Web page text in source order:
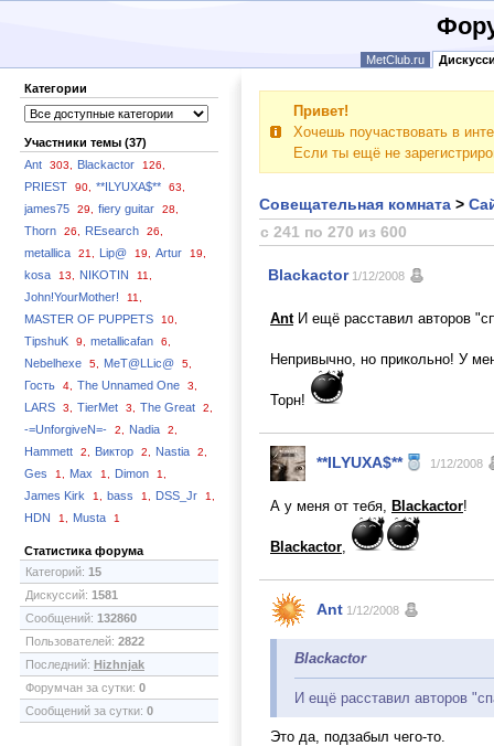
MetClub.ru
Категории
Участники темы (37)
Ant
303, Blackactor 126,
PRIEST 90, **ILYUXA$** 63,
james75 29, fiery guitar 28,
Thorn 26, REsearch 26,
metallica 21, Lip@ 19, Artur 19,
kosa 13, NIKOTIN 11,
John!YourMother! 11,
MASTER OF PUPPETS 10,
TipshuK 9, metallicafan 6,
Nebelhexe 5, MeT@LLic@ 5,
Гость 4, The Unnamed One 3,
LARS 3, TierMet 3, The Great 2,
-=UnforgiveN=- 2, Nadia 2,
Hammett 2, Виктор 2, Nastia 2,
Ges 1, Max 1, Dimon 1,
James Kirk 1, bass 1, DSS_Jr 1,
HDN 1, Musta 1
Статистика форума
Категорий: 15
Дискуссий: 1581
Сообщений: 132860
Пользователей: 2822
Последний: Hizhnjak
Форумчан за сутки: 0
Сообщений за сутки: 0
Привет!
Хочешь поучаствовать в
Если ты ещё не
Совещательная комната >
с 241 по 270 из 600
Blackactor 1/12/2008
AntИ ещё расставил авторов
Непривычно, но прикольно! У
Торн!
**ILYUXA$** 1/12/2008
А у меня от тебя, Blackactor!
Blackactor,
Ant 1/12/2008
Blackactor
И ещё расставил авторов
Это да, подзабыл чего-то.